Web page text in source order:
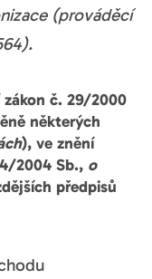
(prováděcí
č. 29/2000
některých
), ve znění
2004 Sb., o
předpisů